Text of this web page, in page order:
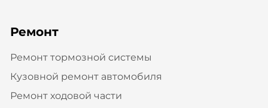
Ремонт
Ремонт тормозной системы
Кузовной ремонт автомобиля
Ремонт ходовой части